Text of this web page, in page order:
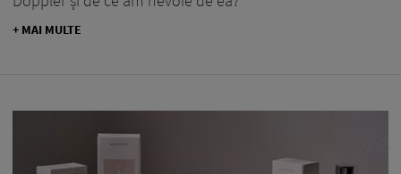
+ MAI MULTE